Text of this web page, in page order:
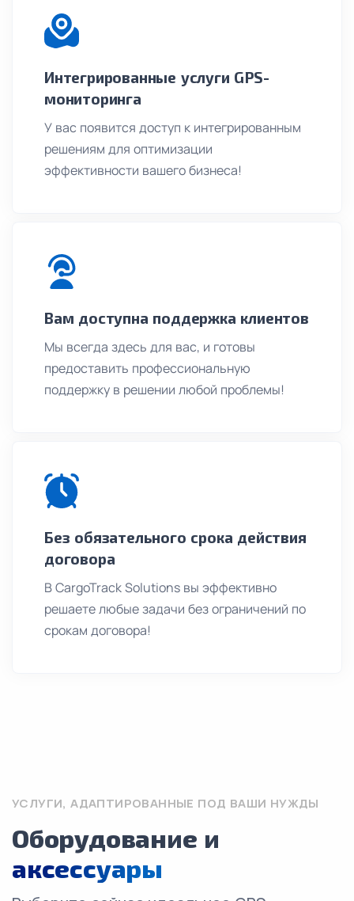
Интегрированные услуги GPS-
мониторинга
У вас появится доступ к интегрированным
решениям для оптимизации
эффективности вашего бизнеса!
Вам доступна поддержка клиентов
Мы всегда здесь для вас, и готовы
предоставить профессиональную
поддержку в решении любой проблемы!
Без обязательного срока действия
договора
В CargoTrack Solutions вы эффективно
решаете любые задачи без ограничений по
срокам договора!
УСЛУГИ, АДАПТИРОВАННЫЕ ПОД ВАШИ НУЖДЫ
Оборудование и
аксессуары